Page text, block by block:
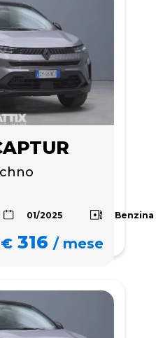
01/2025 Benzina
€ 316 /mese